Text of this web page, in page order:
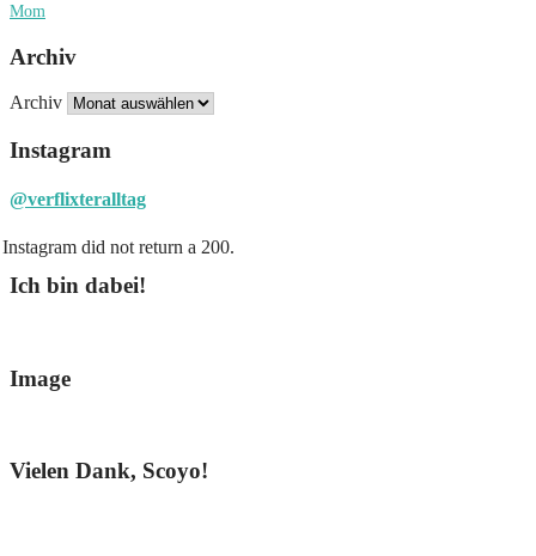
Mom
Archiv
Archiv
Instagram
@verflixteralltag
Instagram did not return a 200.
Ich bin dabei!
Image
Vielen Dank, Scoyo!